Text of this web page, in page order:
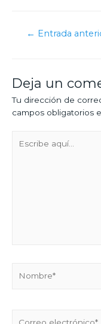
← Entrada
Deja un
Tu dirección de
campos obligatorios